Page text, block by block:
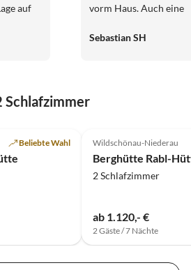
auf
auf der
ihre
vorm Haus. Auch eine
wieder
Sebastian SH
Beliebte Wahl Wildschönau-Niederau
Berghütte Rabl-
2 Schlafzimmer
ab 1.120,- €
2 Gäste / 7 Nächte